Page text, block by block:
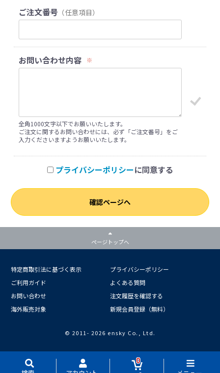
ご注文番号 （任意項目）
お問い合わせ内容 ※
全角1000文字以下でお願いいたします。
ご注文に関するお問い合わせには、必ず「ご注文番号」をご
入力くださいますようお願いいたします。
プライバシーポリシーに同意する
確認ページへ
0
ページトップへ
特定商取引法に基づく表示
プライバシーポリシー
ご利用ガイド
よくある質問
お問い合わせ
注文履歴を確認する
海外販売対象
新規会員登録（無料）
© 2011- 2026 ensky Co., Ltd.